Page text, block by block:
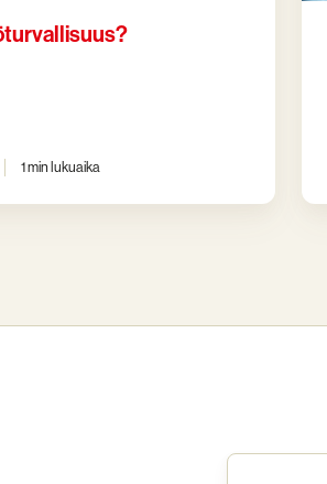
1 min lukuaika